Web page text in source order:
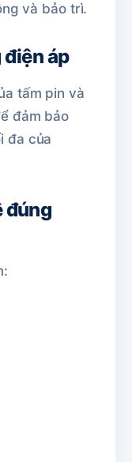
và bảo trì.
điện áp
tấm pin và
đảm bảo
đa của
đúng